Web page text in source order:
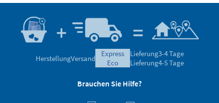
HerstellungVersand
express
eco
Lieferung3-4 Tage
Lieferung4-5 Tage
Brauchen Sie Hilfe?